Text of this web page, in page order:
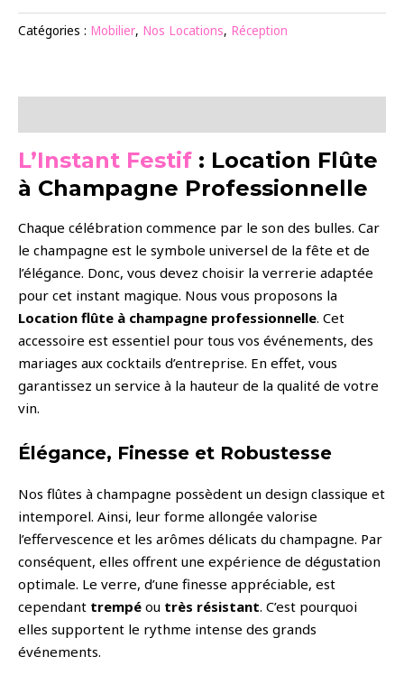
Flûte
Catégories : Mobilier, Nos Locations, Réception
L’Instant Festif : Location Flûte
à Champagne Professionnelle
Chaque célébration commence par le son des bulles. Car
le champagne est le symbole universel de la fête et de
l’élégance. Donc, vous devez choisir la verrerie adaptée
pour cet instant magique. Nous vous proposons la
Location flûte à champagne professionnelle. Cet
accessoire est essentiel pour tous vos événements, des
mariages aux cocktails d’entreprise. En effet, vous
garantissez un service à la hauteur de la qualité de votre
vin.
Élégance, Finesse et Robustesse
Nos flûtes à champagne possèdent un design classique et
intemporel. Ainsi, leur forme allongée valorise
l’effervescence et les arômes délicats du champagne. Par
conséquent, elles offrent une expérience de dégustation
optimale. Le verre, d’une finesse appréciable, est
cependant trempé ou très résistant. C’est pourquoi
elles supportent le rythme intense des grands
événements.